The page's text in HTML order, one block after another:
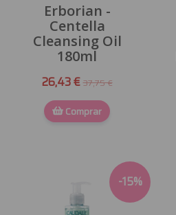
Erborian -
Centella
Cleansing Oil
180ml
26,43 €37,75 €
Comprar
-15%